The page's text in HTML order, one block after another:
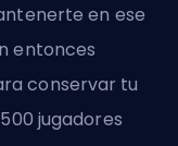
en ese
entonces
conservar tu
jugadores